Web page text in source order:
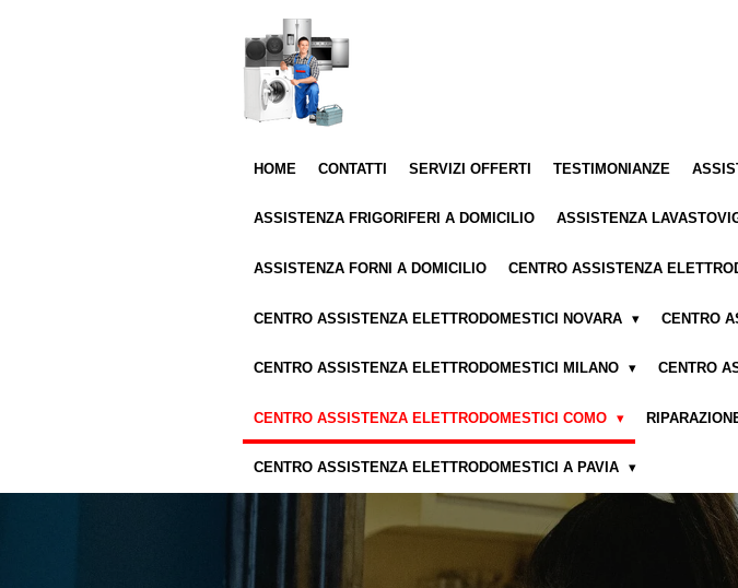
HOME CONTATTI SERVIZI OFFERTI TESTIMONIANZE
ASSISTENZA FRIGORIFERI A DOMICILIO ASSISTENZA
ASSISTENZA FORNI A DOMICILIO CENTRO ASSISTENZA
CENTRO ASSISTENZA ELETTRODOMESTICI NOVARA CENTRO
CENTRO ASSISTENZA ELETTRODOMESTICI MILANO CENTRO
CENTRO ASSISTENZA ELETTRODOMESTICI COMO
CENTRO ASSISTENZA ELETTRODOMESTICI A PAVIA